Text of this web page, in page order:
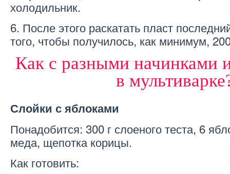
холодильник.
6. После этого раскатать пласт
того, чтобы получилось, как минимум,
Как с разными начинками
в
Слойки с яблоками
Понадобится: 300 г слоеного теста, 6
меда, щепотка корицы.
Как готовить: